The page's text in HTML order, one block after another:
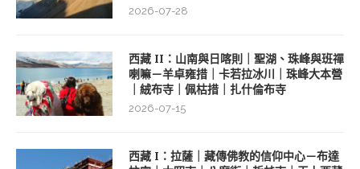
2026-07-28
西藏 II：山南與日喀則｜聖湖、珠峰與班禪
喇嘛－羊卓雍措｜卡若拉冰川｜珠峰大本營
｜絨布寺｜佩枯措｜扎什倫布寺
2026-07-15
西藏 I：拉薩｜藏傳佛教的信仰中心－布達